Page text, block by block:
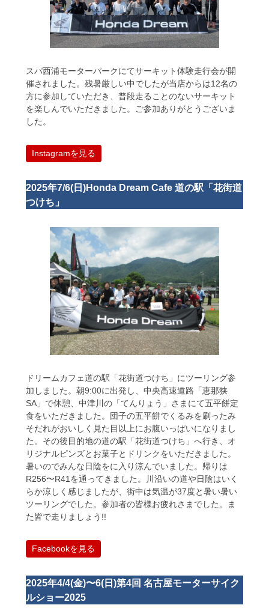
スパ西浦モーターパークにてサーキット体験走行会が開
催されました。残暑厳しい中でしたが当店からは12名の
方に参加していただき、普段走ることのないサーキット
を楽しんでいただきました。ご参加ありがとうございま
した。
Instagramを見る
2025年7/6(日)Honda Dream Cafe 道の駅「花街道
つけち」
ドリームカフェ道の駅「花街道つけち」にツーリング参
加しました。朝9:00に出発し、中央高速道路「恵那狭
SA」で休憩、中津川の「てんりょう」さまにて五平餅定
食をいただきました。団子の五平餅でくるみを刷ったみ
そだれがおいしく見た目以上にお腹いっぱいになりまし
た。その後目的地の道の駅「花街道つけち」へ行き、オ
リジナルピンズとお菓子とドリンクをいただきました。
暑いのでみんな日陰をに入り涼んでいました。帰りは
R256〜R41を通ってきました。川沿いの道や日陰はいく
らか涼しく感じましたが、街中は気温が37度と暑い暑い
ツーリングでした。参加者の皆様お疲れさまでした。ま
た皆で走りましょう!!
Facebookを見る
2025年4/4(金)〜6(日)第4回 名古屋モーターサイク
ルショー2025